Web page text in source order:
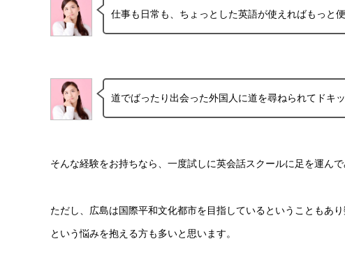
仕事も日常も、ちょっとした英語が使えればもっと
道でばったり出会った外国人に道を尋ねられてドキ
そんな経験をお持ちなら、一度試しに英会話スクールに足を運んで
ただし、広島は国際平和文化都市を目指しているということもあ
という悩みを抱える方も多いと思います。